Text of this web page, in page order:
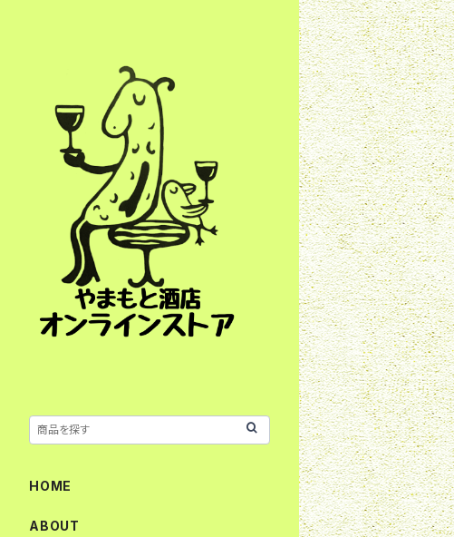
HOME
ABOUT